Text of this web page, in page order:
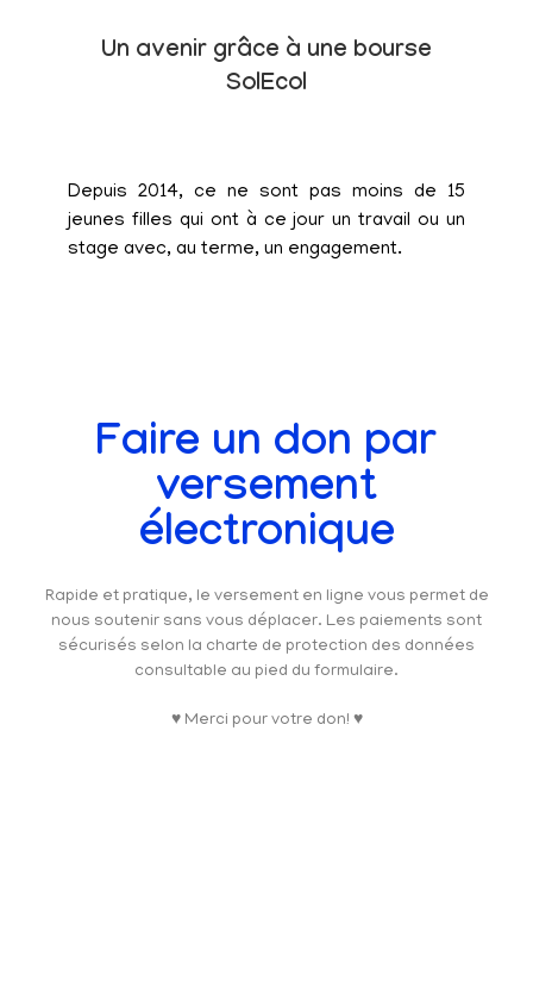
Un avenir grâce à une bourse
SolEcol
Depuis 2014, ce ne sont pas moins de 15
jeunes filles qui ont à ce jour un travail ou un
stage avec, au terme, un engagement.
Faire un don par
versement
électronique
Rapide et pratique, le versement en ligne vous permet de
nous soutenir sans vous déplacer. Les paiements sont
sécurisés selon la charte de protection des données
consultable au pied du formulaire.
♥ Merci pour votre don! ♥